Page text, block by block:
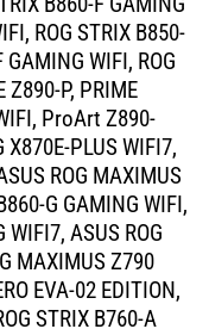
ROG STRIX B850-
WIFI, ROG
Z890-P, PRIME
ProArt Z890-
X870E-PLUS WIFI7,
ROG MAXIMUS
G GAMING WIFI,
WIFI7, ASUS ROG
MAXIMUS Z790
EVA-02 EDITION,
STRIX B760-A